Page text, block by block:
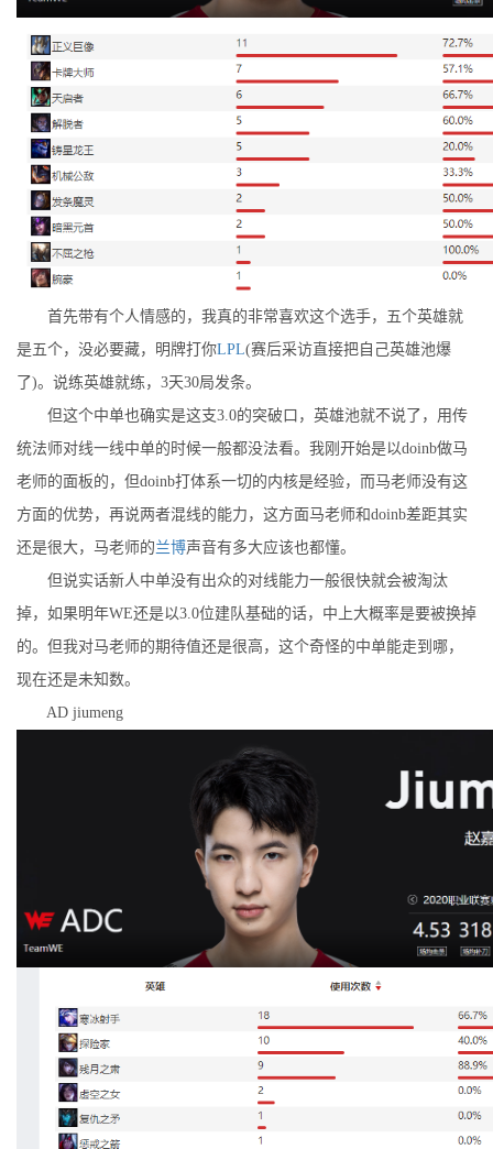
首先带有个人情感的，我真的非常喜欢这个选手，五个英雄就
是五个，没必要藏，明牌打你LPL(赛后采访直接把自己英雄池爆
了)。说练英雄就练，3天30局发条。
但这个中单也确实是这支3.0的突破口，英雄池就不说了，用传
统法师对线一线中单的时候一般都没法看。我刚开始是以doinb做马
老师的面板的，但doinb打体系一切的内核是经验，而马老师没有这
方面的优势，再说两者混线的能力，这方面马老师和doinb差距其实
还是很大，马老师的兰博声音有多大应该也都懂。
但说实话新人中单没有出众的对线能力一般很快就会被淘汰
掉，如果明年WE还是以3.0位建队基础的话，中上大概率是要被换掉
的。但我对马老师的期待值还是很高，这个奇怪的中单能走到哪，
现在还是未知数。
AD jiumeng